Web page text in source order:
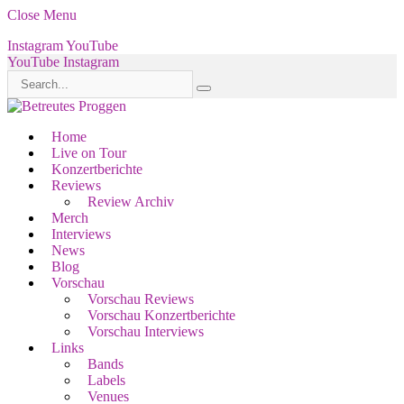
Close Menu
InstagramYouTube
YouTube Instagram
Home
Live on Tour
Konzertberichte
Reviews
Review Archiv
Merch
Interviews
News
Blog
Vorschau
Vorschau Reviews
Vorschau Konzertberichte
Vorschau Interviews
Links
Bands
Labels
Venues